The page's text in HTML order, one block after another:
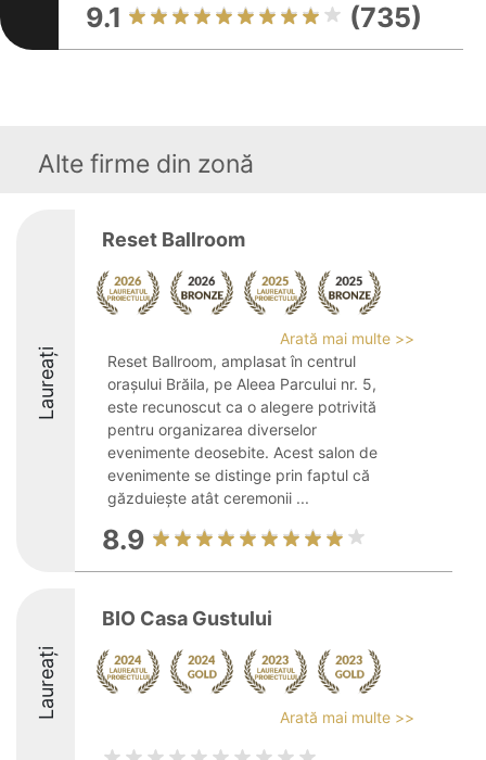
9.1 (735)
Alte firme din zonă
Laureați
Reset Ballroom
Arată mai multe >>
Reset Ballroom, amplasat în centrul
orașului Brăila, pe Aleea Parcului nr. 5,
este recunoscut ca o alegere potrivită
pentru organizarea diverselor
evenimente deosebite. Acest salon de
evenimente se distinge prin faptul că
găzduiește atât ceremonii ...
8.9
Laureați
BIO Casa Gustului
Arată mai multe >>